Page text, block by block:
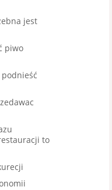
jest
piwo
to